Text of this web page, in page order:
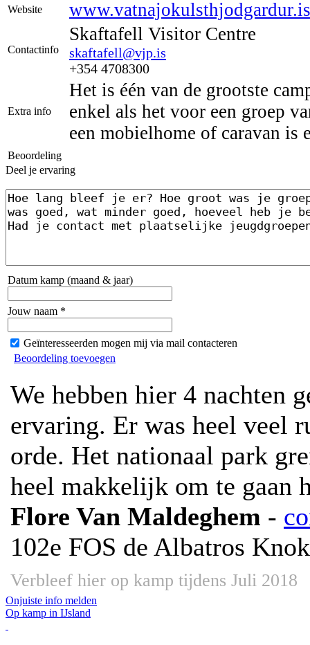
Website
Contactinfo
Skaftafell Visitor Centre
skaftafell@vjp.is
+354 4708300
Extra info
Het is één van de grootste
enkel als het voor een groep
een mobielhome of caravan is
Beoordeling
Deel je ervaring
Datum kamp (maand & jaar)
Jouw naam *
Geïnteresseerden mogen mij via mail contacteren
Beoordeling toevoegen
We hebben hier 4 nachten
ervaring. Er was heel veel
orde. Het nationaal park
heel makkelijk om te gaan
Flore Van Maldeghem -
102e FOS de Albatros
Verbleef hier op kamp tijdens Juli 2018
Onjuiste info melden
Op kamp in IJsland